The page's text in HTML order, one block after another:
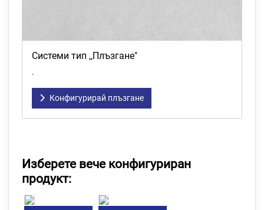
Системи тип ,,Плъзгане"
.
Конфигурирай плъзгане
Изберете вече конфигуриран
продукт: